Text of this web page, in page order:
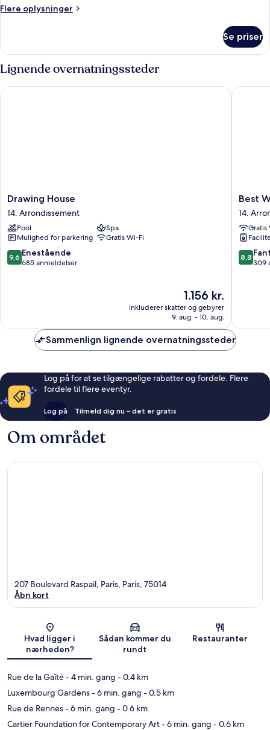
Flere oplysninger
Flere
Se priser
Lignende overnatningssteder
Drawing
House
14.
Arrondissement
Drawing House
14. Arrondissement
Pool
Spa
Mulighed for parkering
Gratis Wi-Fi
9.6
ud
9,6 Enestående
685 anmeldelser
Prisen
er
1.156 kr.
1.156 kr.
inkluderer skatter og gebyrer
9. aug. - 10. aug.
Drawing House
Best
Western
Plus
14.
Best
14.
Gratis
8.8
ud
8,8
309
Best
Sammenlign lignende overnatningssteder
Log på for at se tilgængelige rabatter og fordele. Flere
fordele til flere eventyr.
Log på Tilmeld dig nu – det er gratis
Om området
Kort
207 Boulevard Raspail, Paris, Paris, 75014
Åbn kort
Hvad ligger i
nærheden?
Sådan kommer du
rundt
Restauranter
Rue de la Gaîté- 4 min. gang - 0.4 km
Luxembourg Gardens- 6 min. gang - 0.5 km
Rue de Rennes- 6 min. gang - 0.6 km
Cartier Foundation for Contemporary Art- 6 min. gang - 0.6 km